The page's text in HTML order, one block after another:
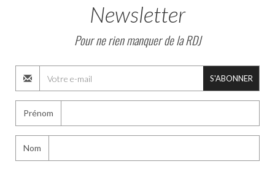
Newsletter
Pour ne rien manquer de la RDJ
S'ABONNER
Prénom
Nom